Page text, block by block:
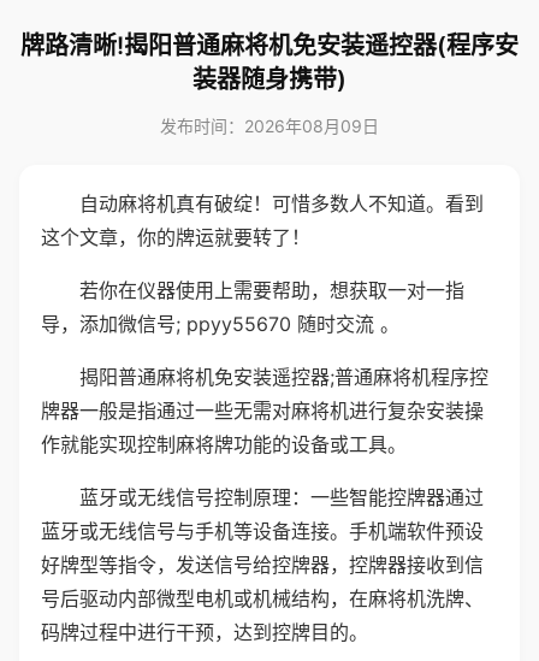
牌路清晰!揭阳普通麻将机免安装遥控器(程序安
装器随身携带)
发布时间：2026年08月09日
自动麻将机真有破绽！可惜多数人不知道。看到
这个文章，你的牌运就要转了！
若你在仪器使用上需要帮助，想获取一对一指
导，添加微信号; ppyy55670 随时交流 。
揭阳普通麻将机免安装遥控器;普通麻将机程序控
牌器一般是指通过一些无需对麻将机进行复杂安装操
作就能实现控制麻将牌功能的设备或工具。
蓝牙或无线信号控制原理：一些智能控牌器通过
蓝牙或无线信号与手机等设备连接。手机端软件预设
好牌型等指令，发送信号给控牌器，控牌器接收到信
号后驱动内部微型电机或机械结构，在麻将机洗牌、
码牌过程中进行干预，达到控牌目的。